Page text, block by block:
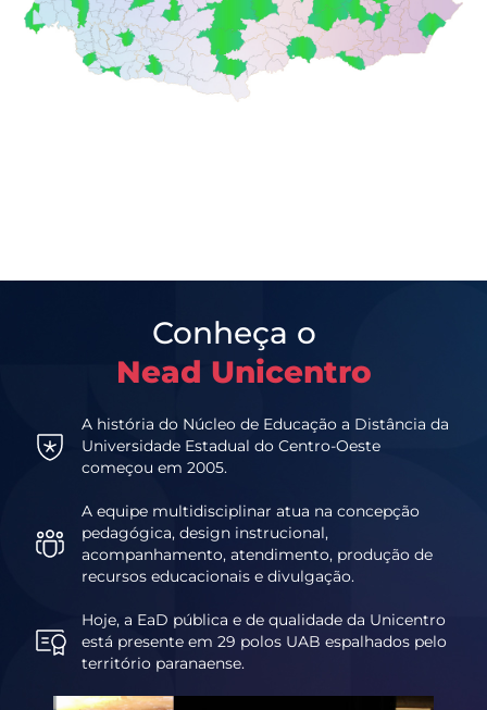
Conheça o
Nead Unicentro
A história do Núcleo de Educação a Distância da
Universidade Estadual do Centro-Oeste
começou em 2005.
A equipe multidisciplinar atua na concepção
pedagógica, design instrucional,
acompanhamento, atendimento, produção de
recursos educacionais e divulgação.
Hoje, a EaD pública e de qualidade da Unicentro
está presente em 29 polos UAB espalhados pelo
território paranaense.